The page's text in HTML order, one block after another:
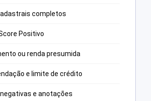
completos
Positivo
ou renda presumida
e limite de crédito
negativas e anotações